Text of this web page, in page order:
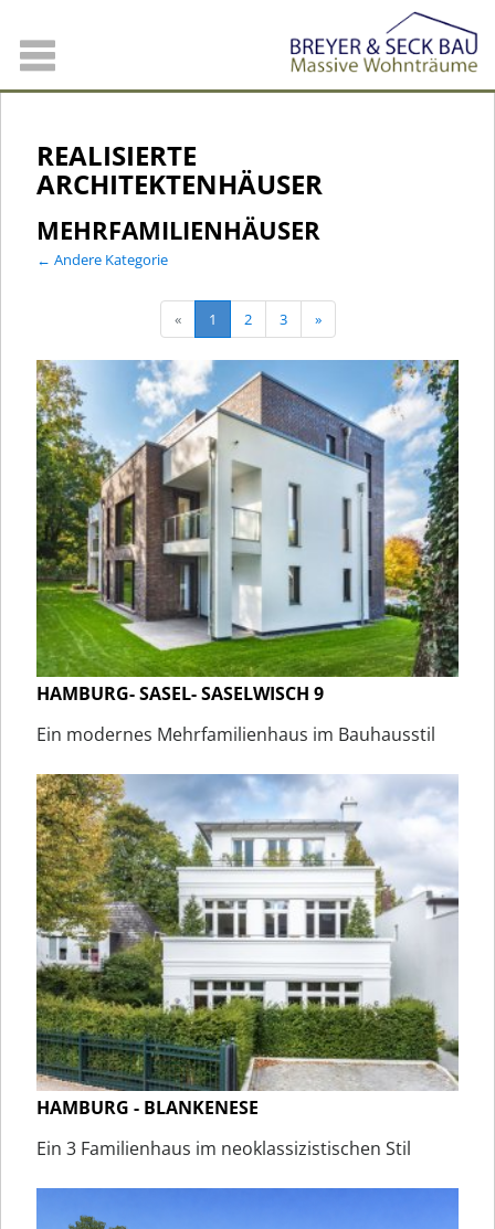
REALISIERTE
ARCHITEKTENHÄUSER
MEHRFAMILIEN​HÄUSER
← Andere Kategorie
« 1 2 3 »
HAMBURG- SASEL- SASELWISCH 9
Ein modernes Mehrfamilienhaus im Bauhausstil
HAMBURG - BLANKENESE
Ein 3 Familienhaus im neoklassizistischen Stil